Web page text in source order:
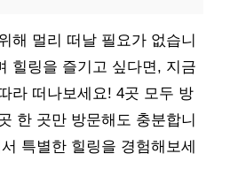
해 멀리 떠날 필요가 없습니
힐링을 즐기고 싶다면, 지금
라 떠나보세요! 4곳 모두 방
한 곳만 방문해도 충분합니
특별한 힐링을 경험해보세